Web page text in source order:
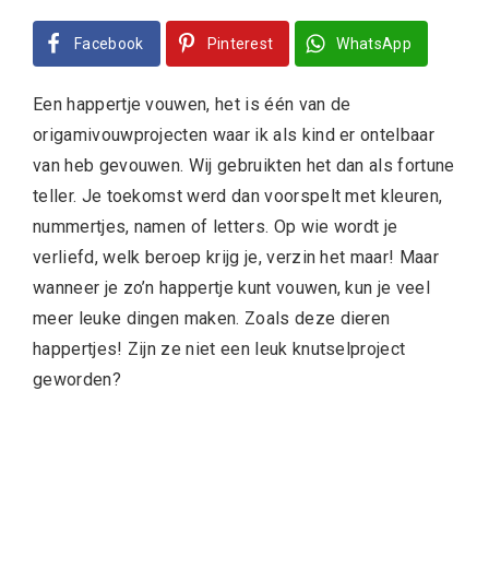
Facebook Pinterest WhatsApp
Een happertje vouwen, het is één van de
origamivouwprojecten waar ik als kind er ontelbaar
van heb gevouwen. Wij gebruikten het dan als fortune
teller. Je toekomst werd dan voorspelt met kleuren,
nummertjes, namen of letters. Op wie wordt je
verliefd, welk beroep krijg je, verzin het maar! Maar
wanneer je zo’n happertje kunt vouwen, kun je veel
meer leuke dingen maken. Zoals deze dieren
happertjes! Zijn ze niet een leuk knutselproject
geworden?